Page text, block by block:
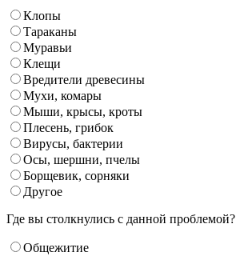
Клопы
Тараканы
Муравьи
Клещи
Вредители древесины
Мухи, комары
Мыши, крысы, кроты
Плесень, грибок
Вирусы, бактерии
Осы, шершни, пчелы
Борщевик, сорняки
Другое
Где вы столкнулись с данной проблемой?
Общежитие